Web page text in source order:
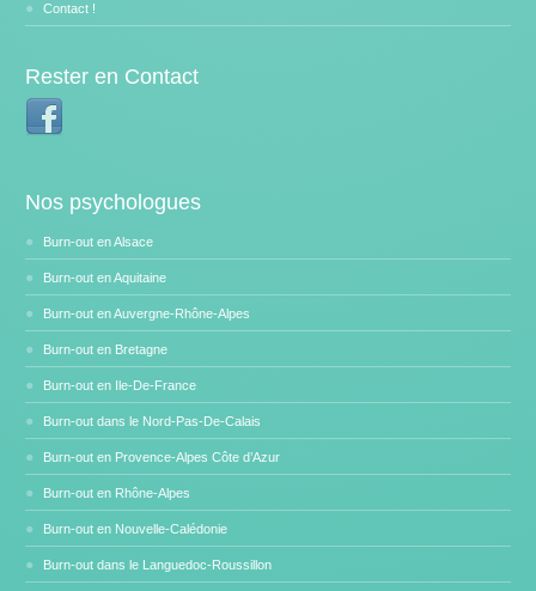
Contact !
Rester en Contact
Nos psychologues
Burn-out en Alsace
Burn-out en Aquitaine
Burn-out en Auvergne-Rhône-Alpes
Burn-out en Bretagne
Burn-out en Ile-De-France
Burn-out dans le Nord-Pas-De-Calais
Burn-out en Provence-Alpes Côte d’Azur
Burn-out en Rhône-Alpes
Burn-out en Nouvelle-Calédonie
Burn-out dans le Languedoc-Roussillon